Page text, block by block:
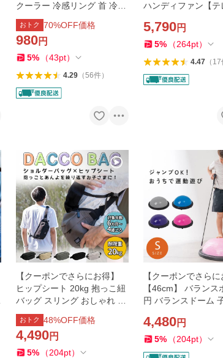
クーラー 冷感リング 首 冷却
24℃ 自然凍結 コンパクト S
サイズ 子供 Mサイズ 大人用
おトク 70%OFF価格
980円
5% （43pt）
4.29（56件）
ハンディファン【テ
ハンディファン冷却
首掛け
5,790円
5% （264pt）
4.47（ 17
【クーポンでさらにお得】
ヒップシート 20kg 抱っこ紐
バッグ スリング おしゃれ 抱
っこひも 4歳 5歳 ショルダー
バッグ 人気 出産祝い ギフト
2WAY
おトク 48%OFF価格
4,490円
5% （204pt）
【クーポンでさらに
【46cm】 バランス
円 バランスドーム
ス 体幹トレーニング
勢 意識
4,480円
5% （204pt）